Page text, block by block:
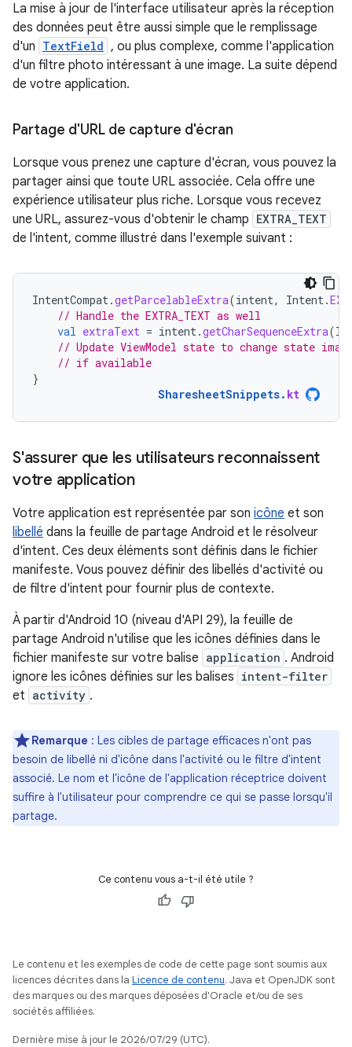
La mise à jour de l'interface utilisateur après la réception
des données peut être aussi simple que le remplissage
d'un TextField , ou plus complexe, comme l'application
d'un filtre photo intéressant à une image. La suite dépend
de votre application.
Partage d'URL de capture d'écran
Lorsque vous prenez une capture d'écran, vous pouvez la
partager ainsi que toute URL associée. Cela offre une
expérience utilisateur plus riche. Lorsque vous recevez
une URL, assurez-vous d'obtenir le champ EXTRA_TEXT
de l'intent, comme illustré dans l'exemple suivant :
IntentCompat.getParcelableExtra(intent, Intent.
// Handle the EXTRA_TEXT as well
val extraText = intent.getCharSequenceExtra(
// Update ViewModel state to change state image
// if available
}
SharesheetSnippets. kt
S'assurer que les utilisateurs reconnaissent
votre application
Votre application est représentée par son icône et son
libellé dans la feuille de partage Android et le résolveur
d'intent. Ces deux éléments sont définis dans le fichier
manifeste. Vous pouvez définir des libellés d'activité ou
de filtre d'intent pour fournir plus de contexte.
À partir d'Android 10 (niveau d'API 29), la feuille de
partage Android n'utilise que les icônes définies dans le
fichier manifeste sur votre balise application . Android
ignore les icônes définies sur les balises intent-filter
et activity .
Remarque : Les cibles de partage efficaces n'ont pas
besoin de libellé ni d'icône dans l'activité ou le filtre d'intent
associé. Le nom et l'icône de l'application réceptrice doivent
suffire à l'utilisateur pour comprendre ce qui se passe lorsqu'il
partage.
Ce contenu vous a-t-il été utile ?
Le contenu et les exemples de code de cette page sont soumis aux
licences décrites dans la Licence de contenu. Java et OpenJDK sont
des marques ou des marques déposées d'Oracle et/ou de ses
sociétés affiliées.
Dernière mise à jour le 2026/07/29 (UTC).